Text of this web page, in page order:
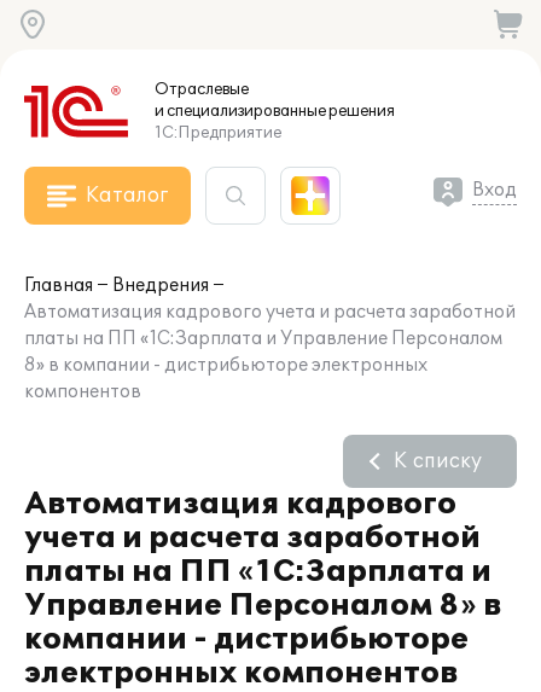
Отраслевые
и специализированныерешения
1С:Предприятие
Каталог Вход
Главная
Внедрения
Автоматизация кадрового учета и расчета заработной
платы на ПП «1С:Зарплата и Управление Персоналом
8» в компании - дистрибьюторе электронных
компонентов
Автоматизация кадрового
учета и расчета заработной
платы на ПП «1С:Зарплата и
Управление Персоналом 8» в
компании - дистрибьюторе
электронных компонентов
К списку